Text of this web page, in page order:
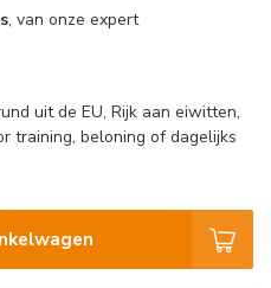
, van onze expert
uit de EU, Rijk aan eiwitten,
training, beloning of dagelijks